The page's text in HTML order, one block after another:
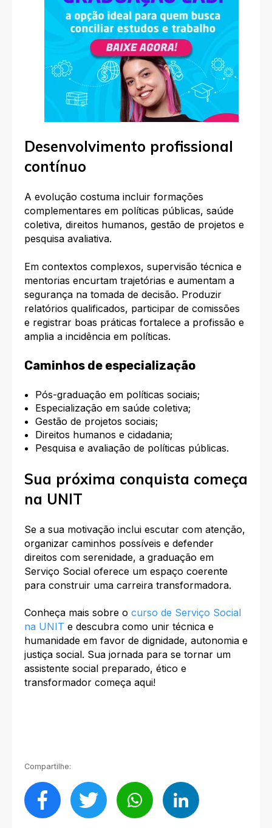
Desenvolvimento profissional
contínuo
A evolução costuma incluir formações
complementares em políticas públicas, saúde
coletiva, direitos humanos, gestão de projetos e
pesquisa avaliativa.
Em contextos complexos, supervisão técnica e
mentorias encurtam trajetórias e aumentam a
segurança na tomada de decisão. Produzir
relatórios qualificados, participar de comissões
e registrar boas práticas fortalece a profissão e
amplia a incidência em políticas.
Caminhos de especialização
Pós-graduação em políticas sociais;
Especialização em saúde coletiva;
Gestão de projetos sociais;
Direitos humanos e cidadania;
Pesquisa e avaliação de políticas públicas.
Sua próxima conquista começa
na UNIT
Se a sua motivação inclui escutar com atenção,
organizar caminhos possíveis e defender
direitos com serenidade, a graduação em
Serviço Social oferece um espaço coerente
para construir uma carreira transformadora.
Conheça mais sobre o curso de Serviço Social
na UNIT e descubra como unir técnica e
humanidade em favor de dignidade, autonomia e
justiça social. Sua jornada para se tornar um
assistente social preparado, ético e
transformador começa aqui!
Compartilhe: